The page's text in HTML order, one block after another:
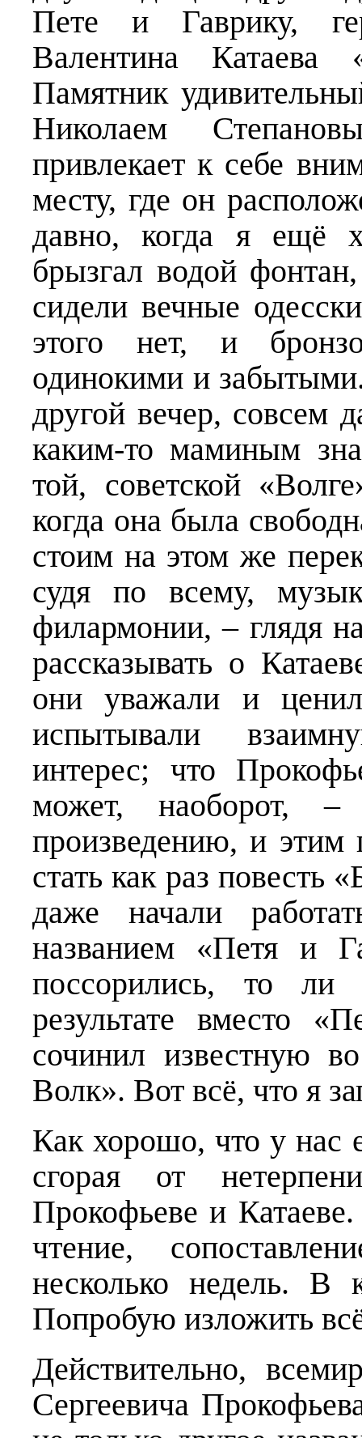
Пете и Гаврику,
Валентина Катаева
Памятник
Николаем
привлекает к себе
месту, где он
давно, когда я ещё
брызгал водой
сидели вечные
этого нет, и
одинокими и
другой вечер,
каким-то маминым
той, советской
когда она была
стоим на этом же
судя по всему,
филармонии, – глядя
рассказывать о
они уважали и
испытывали
интерес; что
может, наоборот,
произведению, и этим
стать как раз повесть
даже начали
названием «Петя и
поссорились, то
результате вместо
сочинил известную
Волк». Вот всё, что я
Как хорошо, что у нас
сгорая от
Прокофьеве и
чтение,
несколько недель. В
Попробую изложить
Действительно,
Сергеевича